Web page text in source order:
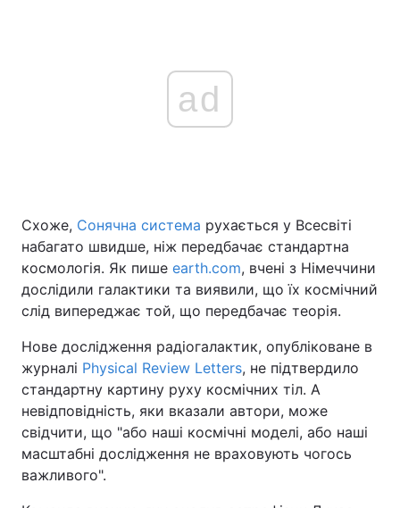
Україна Політика
Економіка Світ
Техно і зв'язок Лайт
Зброя Інциденти
Здоров'я
Цікавинки
ad
Схоже, Сонячна система рухається у Всесвіті
набагато швидше, ніж передбачає стандартна
космологія. Як пише earth.com, вчені з Німеччини
дослідили галактики та виявили, що їх космічний
слід випереджає той, що передбачає теорія.
Нове дослідження радіогалактик, опубліковане в
журналі Physical Review Letters, не підтвердило
стандартну картину руху космічних тіл. А
невідповідність, яки вказали автори, може
свідчити, що "або наші космічні моделі, або наші
масштабні дослідження не враховують чогось
важливого".